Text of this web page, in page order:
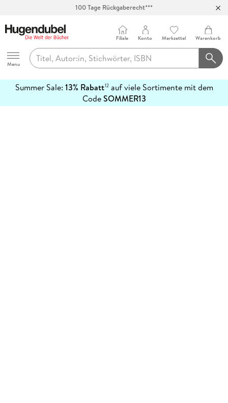
100 Tage Rückgaberecht***
Hugendubel
Menu
Filiale Konto Merkzettel Warenkorb
Summer Sale: 13% Rabatt12auf viele Sortimente mit dem
CodeSOMMER13
erfahren